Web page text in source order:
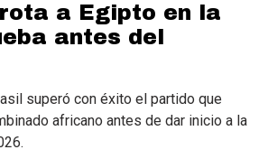
a Egipto en la
antes del
superó con éxito el partido que
africano antes de dar inicio a la